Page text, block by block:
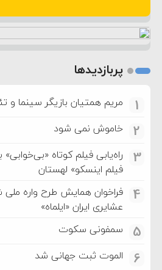
پربازدیدها
1 مریم همتیان بازیگر سینما و
2 خاموش نمی شود
3
راه‌یابی فیلم کوتاه
فیلم اینسکو» لهستان
4
فراخوان همایش طرح واره ملی
عشایری ایران «ایلماه»
5 سمفونی سکوت
6 الموت ثبت جهانی شد